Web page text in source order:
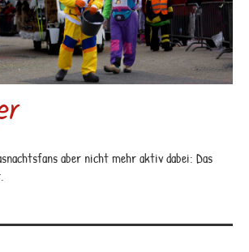
aber nicht mehr aktiv dabei: Das